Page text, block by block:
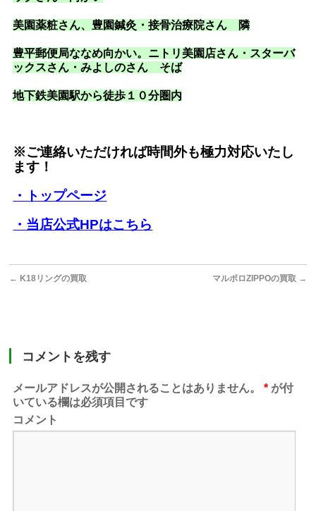
美園薬粧さん、豊園鍼灸・接骨治療院さん 隣
豊平郵便局ななめ向かい。ニトリ美園店さん・スターバ
ックスさん・みよしのさん そば
地下鉄美園駅から徒歩１０分圏内
※ご連絡いただければ時間外も極力対応いたし
ます！
・トップページ
・当店公式HPはこちら
← K18リングの買取 マルボロZIPPOの買取 →
コメントを残す
メールアドレスが公開されることはありません。 * が付
いている欄は必須項目です
コメント